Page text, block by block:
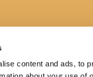
content and ads, to